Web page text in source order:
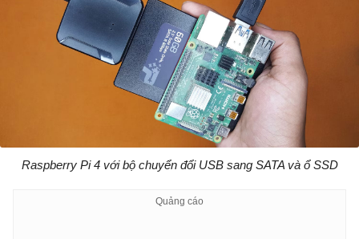
Raspberry Pi 4 với bộ chuyển đổi USB sang SATA và ổ SSD